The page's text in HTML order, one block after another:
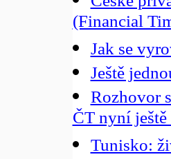
(Financial
Jak se
Ještě
Rozhovor
ČT nyní
Tunisko: